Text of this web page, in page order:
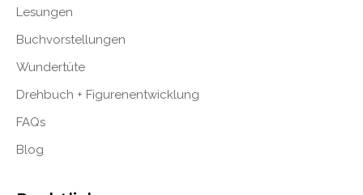
Lesungen
Buchvorstellungen
Wundertüte
Drehbuch + Figurenentwicklung
FAQs
Blog